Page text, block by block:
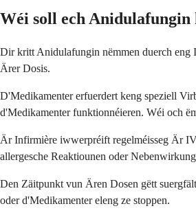
Wéi soll ech Anidulafungin
Dir kritt Anidulafungin nëmmen duerch eng
Ärer Dosis.
D'Medikamenter erfuerdert keng speziell
d'Medikamenter funktionnéieren. Wéi och
Är Infirmière iwwerpréift regelméisseg Är
allergesche Reaktiounen oder
Den Zäitpunkt vun Ären Dosen gëtt
oder d'Medikamenter eleng ze stoppen.